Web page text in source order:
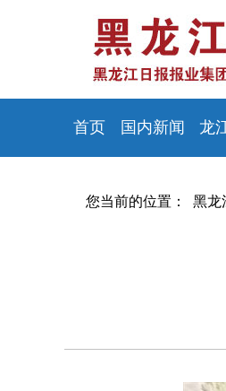
首页 国内新闻 龙
您当前的位置： 黑龙